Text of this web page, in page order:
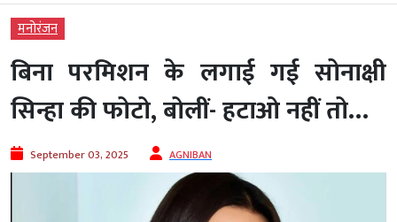
मनोरंजन
बिना परमिशन के लगाई गई सोनाक्षी
सिन्हा की फोटो, बोलीं- हटाओ नहीं तो…
September 03, 2025 AGNIBAN